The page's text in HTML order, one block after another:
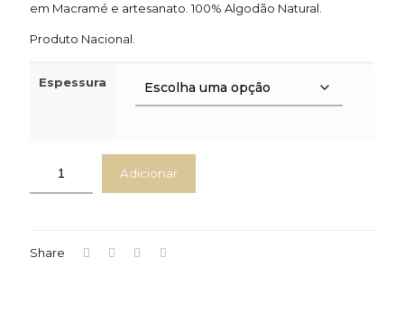
em Macramé e artesanato. 100% Algodão Natural.
Produto Nacional.
Espessura
Adicionar
Share